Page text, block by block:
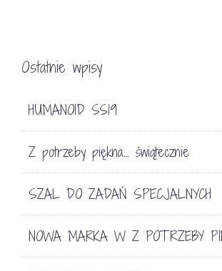
Ostatnie wpisy
HUMANOID SS19
Z potrzeby piękna… świątecznie
SZAL DO ZADAŃ SPECJALNYCH
NOWA MARKA W Z POTRZEBY